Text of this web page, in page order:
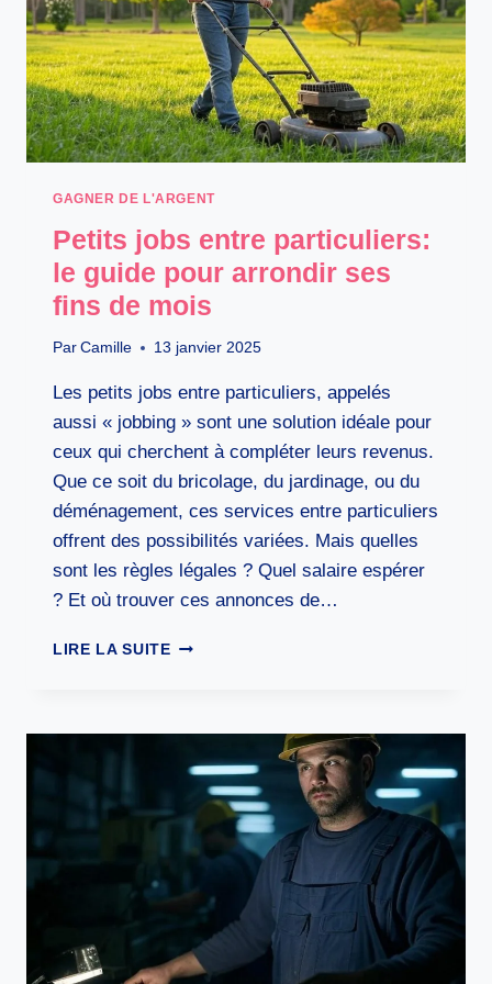
GAGNER DE L'ARGENT
Petits jobs entre particuliers:
le guide pour arrondir ses
fins de mois
Par Camille 13 janvier 2025
Les petits jobs entre particuliers, appelés
aussi « jobbing » sont une solution idéale pour
ceux qui cherchent à compléter leurs revenus.
Que ce soit du bricolage, du jardinage, ou du
déménagement, ces services entre particuliers
offrent des possibilités variées. Mais quelles
sont les règles légales ? Quel salaire espérer
? Et où trouver ces annonces de…
LIRE LA SUITEPETITS
LE
GUIDE
POUR
ARRONDIR
FINS
MOIS